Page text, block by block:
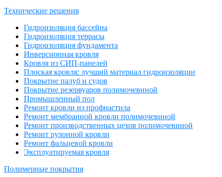
Технические решения
Гидроизоляция бассейна
Гидроизоляция террасы
Гидроизоляция фундамента
Инверсионная кровля
Кровля из СИП-панелей
Плоская кровля: лучший материал гидроизоляции
Покрытие палуб и судов
Покрытие резервуаров полимочевиной
Промышленный пол
Ремонт кровли из профнастила
Ремонт мембранной кровли полимочевиной
Ремонт производственных цехов полимочевиной
Ремонт рулонной кровли
Ремонт фальцевой кровли
Эксплуатируемая кровля
Полимерные покрытия